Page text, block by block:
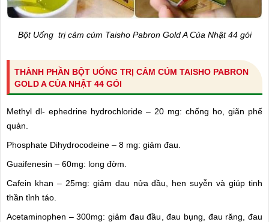
Bột Uống trị cảm cúm Taisho Pabron Gold A Của Nhật 44 gói
THÀNH PHẦN BỘT UỐNG TRỊ CẢM CÚM TAISHO PABRON
GOLD A CỦA NHẬT 44 GÓI
Methyl dl- ephedrine hydrochloride – 20 mg: chống ho, giãn phế
quản.
Phosphate Dihydrocodeine – 8 mg: giảm đau.
Guaifenesin – 60mg: long đờm.
Cafein khan – 25mg: giảm đau nửa đầu, hen suyễn và giúp tinh
thần tỉnh táo.
Acetaminophen – 300mg: giảm đau đầu, đau bụng, đau răng, đau